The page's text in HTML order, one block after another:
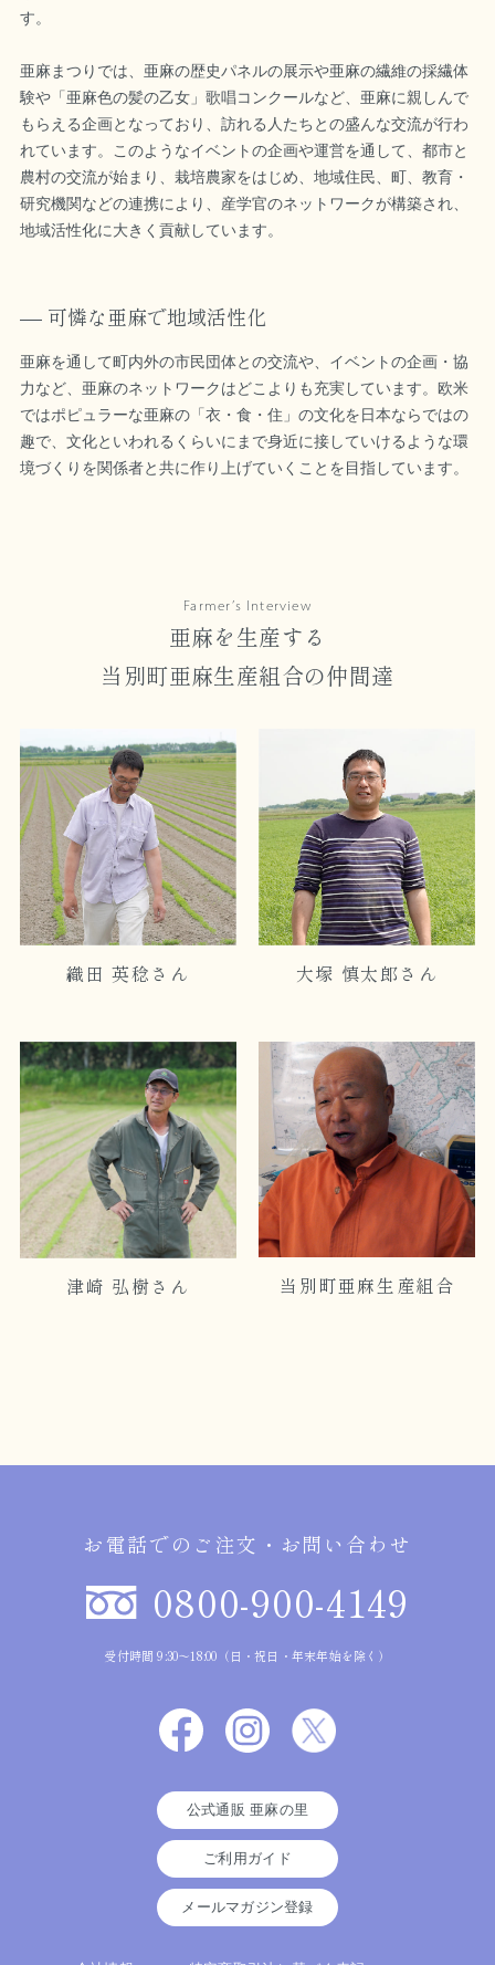
す。
亜麻まつりでは、亜麻の歴史パネルの展示や亜麻の繊維の採繊体
験や「亜麻色の髪の乙女」歌唱コンクールなど、亜麻に親しんで
もらえる企画となっており、訪れる人たちとの盛んな交流が行わ
れています。このようなイベントの企画や運営を通して、都市と
農村の交流が始まり、栽培農家をはじめ、地域住民、町、教育・
研究機関などの連携により、産学官のネットワークが構築され、
地域活性化に大きく貢献しています。
可憐な亜麻で地域活性化
亜麻を通して町内外の市民団体との交流や、イベントの企画・協
力など、亜麻のネットワークはどこよりも充実しています。欧米
ではポピュラーな亜麻の「衣・食・住」の文化を日本ならではの
趣で、文化といわれるくらいにまで身近に接していけるような環
境づくりを関係者と共に作り上げていくことを目指しています。
Farmer’s Interview
亜麻を生産する
当別町亜麻生産組合の仲間達
織田 英稔さん 大塚 慎太郎さん
津崎 弘樹さん 当別町亜麻生産組合
お電話でのご注文・お問い合わせ
0800-900-4149
受付時間 9:30～18:00（日・祝日・年末年始を除く）
公式通販 亜麻の里
ご利用ガイド
メールマガジン登録